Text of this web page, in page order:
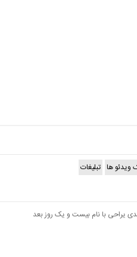
ویدئو ها تبلیغات
یراحی با نام بیست و یک روز بعد